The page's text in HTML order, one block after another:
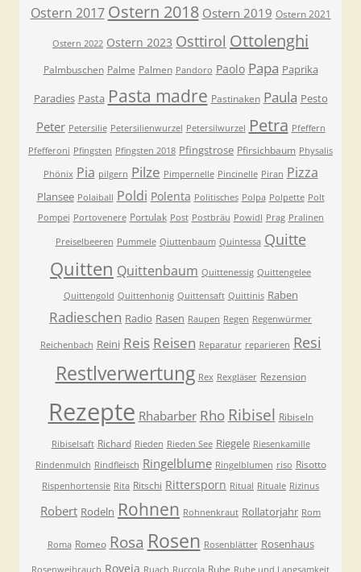
Ostern 2017 Ostern 2018 Ostern 2019 Ostern 2021
Ostern 2022 Ostern 2023 Osttirol Ottolenghi
Palmbuschen Palme Palmen Pandoro Paolo Papa Paprika
Paradies Pasta Pasta madre Pastinaken Paula Pesto
Peter Petersilie Petersilienwurzel Petersilwurzel Petra Pfeffern
Pfefferoni Pfingsten Pfingsten 2018 Pfingstrose Pfirsichbaum Physalis
Phönix Pia pilgern Pilze Pimpernelle Pincinelle Piran Pizza
Plansee Polaiball Poldi Polenta Politisches Polpa Polpette Polt
Pompei Portovenere Portulak Post Postbräu Powidl Prag Pralinen
Preiselbeeren Pummele Qiuttenbaum Quintessa Quitte
Quitten Quittenbaum Quittenessig Quittengelee
Quittengold Quittenhonig Quittensaft Quittinis Raben
Radieschen Radio Rasen Raupen Regen Regenwürmer
Reichenbach Reini Reis Reisen Reparatur reparieren Resi
Restlverwertung Rex Rexgläser Rezension
Rezepte Rhabarber Rho Ribisel Ribiseln
Ribiselsaft Richard Rieden Rieden See Riegele Riesenkamille
Rindenmulch Rindfleisch Ringelblume Ringelblumen riso Risotto
Rispenhortensie Rita Ritschi Rittersporn Ritual Rituale Rizinus
Robert Rodeln Rohnen Rohnenkraut Rollatorjahr Rom
Roma Romeo Rosa Rosen Rosenblätter Rosenhaus
Roveja